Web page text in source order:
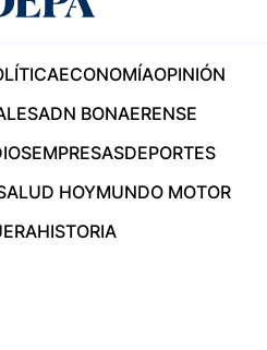
ECONOMÍAOPINIÓN
ADN BONAERENSE
EMPRESASDEPORTES
HOYMUNDO MOTOR
HISTORIA